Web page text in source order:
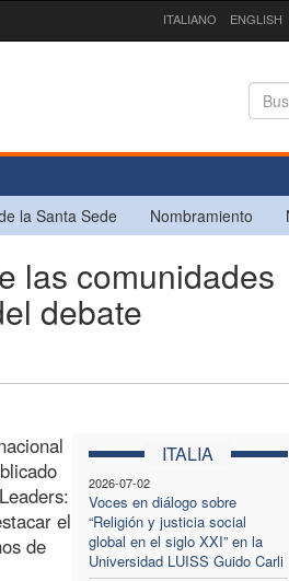
ITALIANO ENGLISH
la Santa Sede Nombramiento
las comunidades
debate
ITALIA
2026-07-02
Voces en diálogo sobre
“Religión y justicia social
global en el siglo XXI” en la
Universidad LUISS Guido Carli
el
de